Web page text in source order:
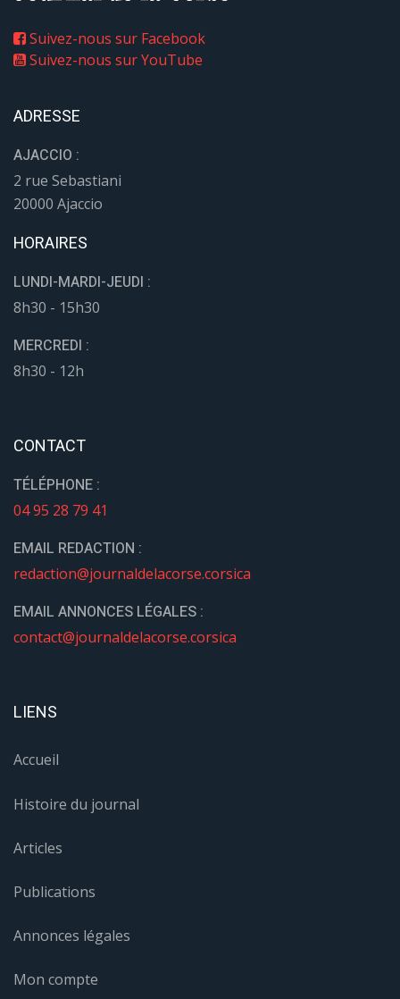
Suivez-nous sur Facebook
Suivez-nous sur YouTube
ADRESSE
AJACCIO :
2 rue Sebastiani
20000 Ajaccio
HORAIRES
LUNDI-MARDI-JEUDI :
8h30 - 15h30
MERCREDI :
8h30 - 12h
CONTACT
TÉLÉPHONE :
04 95 28 79 41
EMAIL REDACTION :
redaction@journaldelacorse.corsica
EMAIL ANNONCES LÉGALES :
contact@journaldelacorse.corsica
LIENS
Accueil
Histoire du journal
Articles
Publications
Annonces légales
Mon compte